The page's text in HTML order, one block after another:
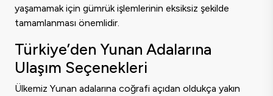
yaşamamak için gümrük işlemlerinin eksiksiz şekilde
tamamlanması önemlidir.
Türkiye’den Yunan Adalarına
Ulaşım Seçenekleri
Ülkemiz Yunan adalarına coğrafi açıdan oldukça yakın